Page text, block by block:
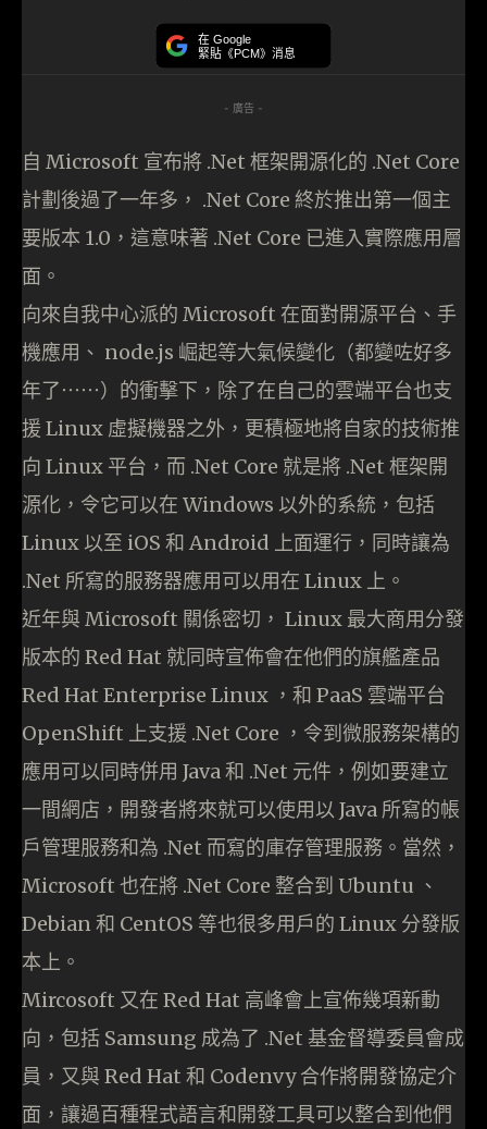
在 Google
緊貼《PCM》消息
- 廣告 -
自 Microsoft 宣布將 .Net 框架開源化的 .Net Core
計劃後過了一年多， .Net Core 終於推出第一個主
要版本 1.0，這意味著 .Net Core 已進入實際應用層
面。
向來自我中心派的 Microsoft 在面對開源平台、手
機應用、 node.js 崛起等大氣候變化（都變咗好多
年了⋯⋯）的衝擊下，除了在自己的雲端平台也支
援 Linux 虛擬機器之外，更積極地將自家的技術推
向 Linux 平台，而 .Net Core 就是將 .Net 框架開
源化，令它可以在 Windows 以外的系統，包括
Linux 以至 iOS 和 Android 上面運行，同時讓為
.Net 所寫的服務器應用可以用在 Linux 上。
近年與 Microsoft 關係密切， Linux 最大商用分發
版本的 Red Hat 就同時宣佈會在他們的旗艦產品
Red Hat Enterprise Linux ，和 PaaS 雲端平台
OpenShift 上支援 .Net Core ，令到微服務架構的
應用可以同時併用 Java 和 .Net 元件，例如要建立
一間網店，開發者將來就可以使用以 Java 所寫的帳
戶管理服務和為 .Net 而寫的庫存管理服務。當然，
Microsoft 也在將 .Net Core 整合到 Ubuntu 、
Debian 和 CentOS 等也很多用戶的 Linux 分發版
本上。
Mircosoft 又在 Red Hat 高峰會上宣佈幾項新動
向，包括 Samsung 成為了 .Net 基金督導委員會成
員，又與 Red Hat 和 Codenvy 合作將開發協定介
面，讓過百種程式語言和開發工具可以整合到他們